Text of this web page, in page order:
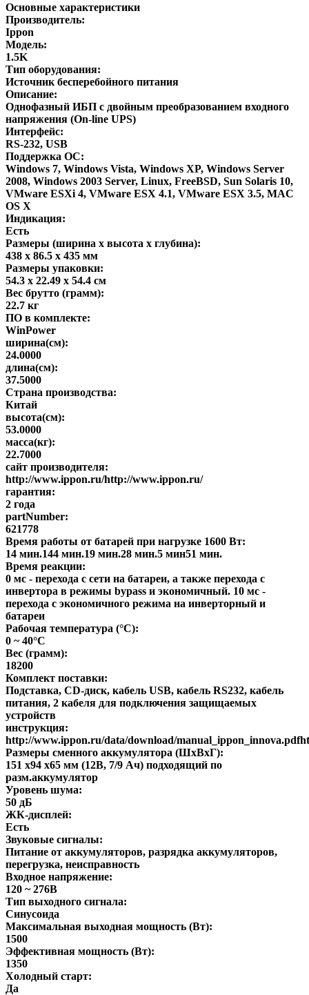
Основные характеристики
Производитель:
Ippon
Модель:
1.5K
Тип оборудования:
Источник бесперебойного питания
Описание:
Однофазный ИБП с двойным преобразованием входного
напряжения (On-line UPS)
Интерфейс:
RS-232, USB
Поддержка ОС:
Windows 7, Windows Vista, Windows XP, Windows Server
2008, Windows 2003 Server, Linux, FreeBSD, Sun Solaris 10,
VMware ESXi 4, VMware ESX 4.1, VMware ESX 3.5, MAC
OS X
Индикация:
Есть
Размеры (ширина x высота x глубина):
438 x 86.5 x 435 мм
Размеры упаковки:
54.3 x 22.49 x 54.4 см
Вес брутто (грамм):
22.7 кг
ПО в комплекте:
WinPower
ширина(см):
24.0000
длина(см):
37.5000
Страна производства:
Китай
высота(см):
53.0000
масса(кг):
22.7000
сайт производителя:
http://www.ippon.ru/http://www.ippon.ru/
гарантия:
2 года
partNumber:
621778
Время работы от батарей при нагрузке 1600 Вт:
14 мин.144 мин.19 мин.28 мин.5 мин51 мин.
Время реакции:
0 мс - перехода с сети на батареи, а также перехода с
инвертора в режимы bypass и экономичный. 10 мс -
перехода с экономичного режима на инверторный и
батареи
Рабочая температура (°C):
0 ~ 40°C
Вес (грамм):
18200
Комплект поставки:
Подставка, CD-диск, кабель USB, кабель RS232, кабель
питания, 2 кабеля для подключения защищаемых
устройств
инструкция:
http://www.ippon.ru/data/download/
Размеры сменного аккумулятора (ШхВхГ):
151 х94 х65 мм (12В, 7/9 Ач) подходящий по
разм.аккумулятор
Уровень шума:
50 дБ
ЖК-дисплей:
Есть
Звуковые сигналы:
Питание от аккумуляторов, разрядка аккумуляторов,
перегрузка, неисправность
Входное напряжение:
120 ~ 276В
Тип выходного сигнала:
Синусоида
Максимальная выходная мощность (Вт):
1500
Эффективная мощность (Вт):
1350
Холодный старт:
Да